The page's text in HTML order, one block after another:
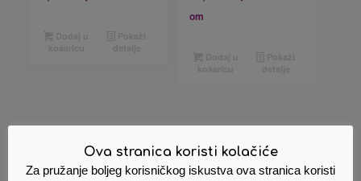
om
Povezani proizvodi
Ova stranica koristi kolačiće
Za pružanje boljeg korisničkog iskustva ova stranica koristi